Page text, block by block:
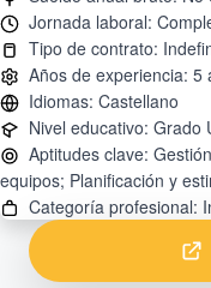
Aptitudes clave: